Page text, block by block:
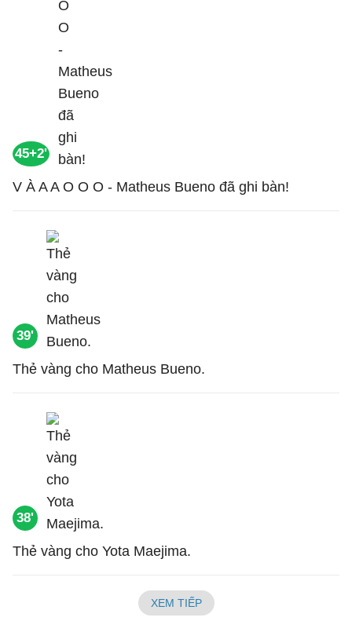
45+2'
V À A A O O O - Matheus Bueno đã ghi bàn!
39'
Thẻ vàng cho Matheus Bueno.
38'
Thẻ vàng cho Yota Maejima.
XEM TIẾP